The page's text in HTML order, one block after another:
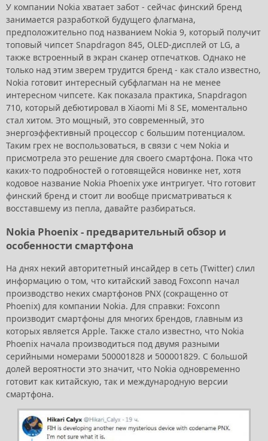
У компании Nokia хватает забот - сейчас финский бренд
занимается разработкой будущего флагмана,
предположительно под названием Nokia 9, который получит
топовый чипсет Snapdragon 845, OLED-дисплей от LG, а
также встроенный в экран сканер отпечатков. Однако не
только над этим зверем трудится бренд - как стало известно,
Nokia готовит интересный субфлагман на не менее
интересном чипсете. Как показала практика, Snapdragon
710, который дебютировал в Xiaomi Mi 8 SE, моментально
стал хитом. Это мощный, это современный, это
энергоэффективный процессор с большим потенциалом.
Таким грех не воспользоваться, в связи с чем Nokia и
присмотрела это решение для своего смартфона. Пока что
каких-то подробностей о готовящейся новинке нет, хотя
кодовое название Nokia Phoenix уже интригует. Что готовит
финский бренд и стоит ли вообще присматриваться к
восставшему из пепла, давайте разбираться.
Nokia Phoenix - предварительный обзор и
особенности смартфона
На днях некий авторитетный инсайдер в сеть (Twitter) слил
информацию о том, что китайский завод Foxconn начал
производство неких смартфонов PNX (сокращенно от
Phoenix) для компании Nokia. Для справки: Foxconn
производит смартфоны для многих брендов, главным из
которых является Apple. Также стало известно, что Nokia
Phoenix начала производиться под двумя разными
серийными номерами 500001828 и 500001829. С большой
долей вероятности это значит, что Nokia одновременно
готовит как китайскую, так и международную версии
смартфона.